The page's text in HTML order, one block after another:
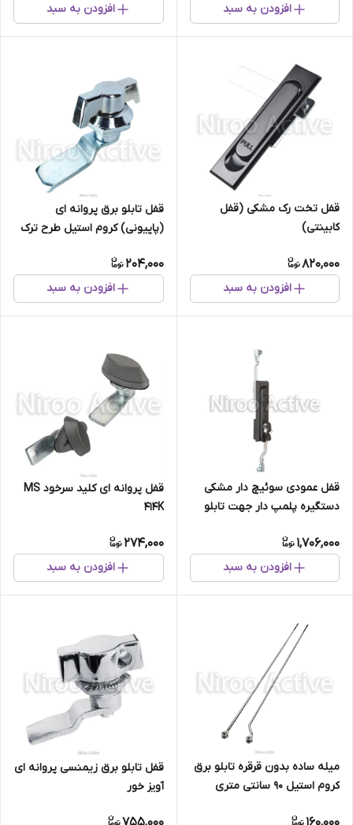
افزودن به سبد افزودن به سبد
قفل تخت رک مشکی (قفل
کابینتی)
820,000
افزودن به سبد
قفل تابلو برق پروانه ای
(پاپیونی) کروم استیل طرح ترک
204,000
افزودن به سبد
قفل عمودی سوئیچ دار مشکی
دستگیره پلمپ دار جهت تابلو
1,706,000
افزودن به سبد
قفل پروانه ای کلید سرخود MS
414K
274,000
افزودن به سبد
میله ساده بدون قرقره تابلو برق
کروم استیل ۹۰ سانتی متری
قفل تابلو برق زیمنسی پروانه ای
آویز خور